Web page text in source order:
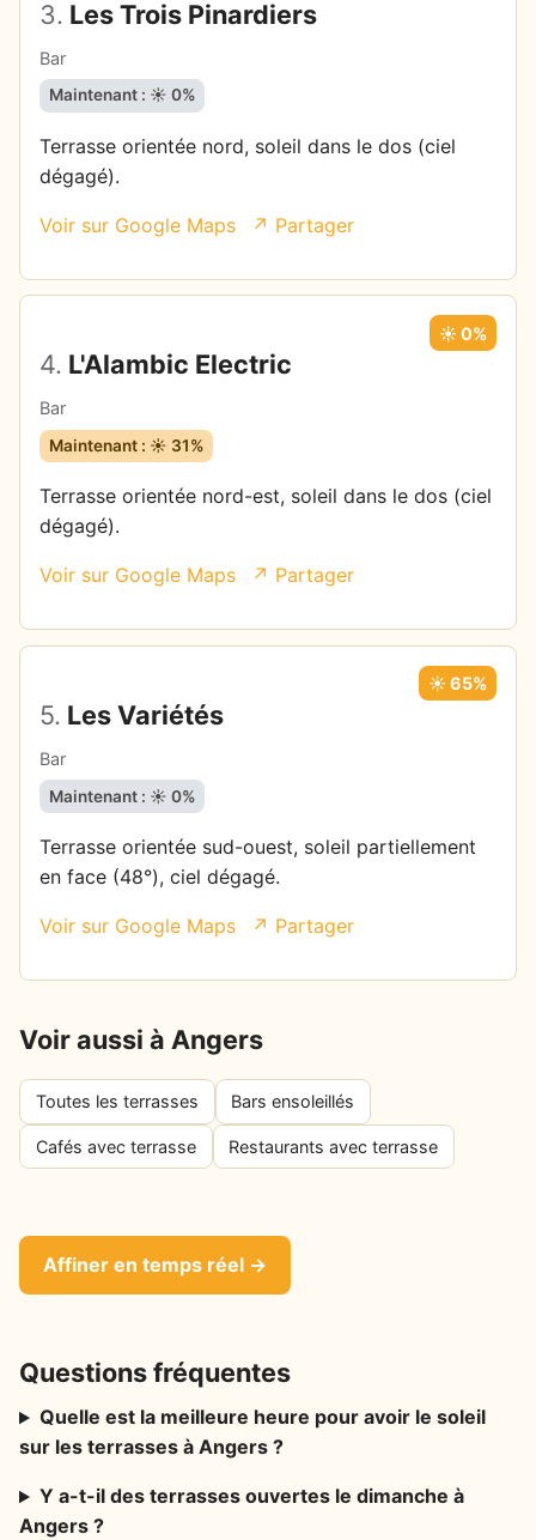
3. Les Trois Pinardiers
Bar
Maintenant : ☀️ 0%
Terrasse orientée nord, soleil dans le dos (ciel
dégagé).
Voir sur Google Maps ↗ Partager
4. L'Alambic Electric
Bar
☀️ 0%
Maintenant : ☀️ 31%
Terrasse orientée nord-est, soleil dans le dos (ciel
dégagé).
Voir sur Google Maps ↗ Partager
5. Les Variétés
Bar
☀️ 65%
Maintenant : ☀️ 0%
Terrasse orientée sud-ouest, soleil partiellement
en face (48°), ciel dégagé.
Voir sur Google Maps ↗ Partager
Voir aussi à Angers
Toutes les terrasses Bars ensoleillés
Cafés avec terrasse Restaurants avec terrasse
Affiner en temps réel →
Questions fréquentes
Quelle est la meilleure heure pour avoir le soleil
sur les terrasses à Angers ?
Y a-t-il des terrasses ouvertes le dimanche à
Angers ?